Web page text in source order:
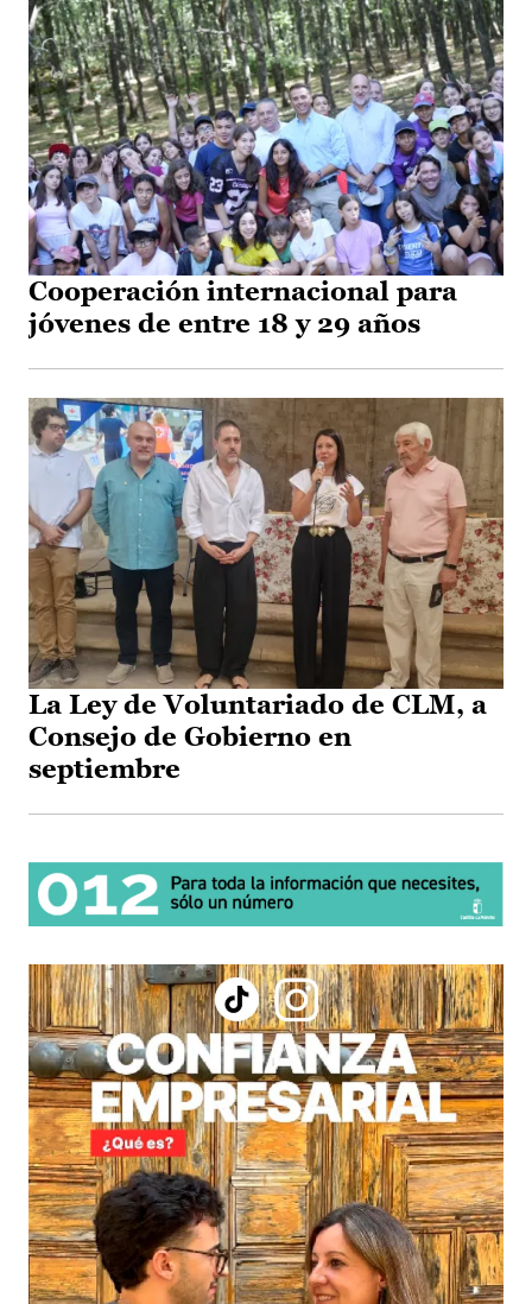
Cooperación internacional para
jóvenes de entre 18 y 29 años
La Ley de Voluntariado de CLM, a
Consejo de Gobierno en
septiembre